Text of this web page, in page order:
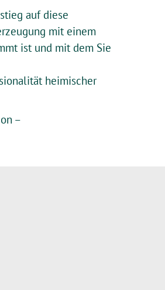
auf diese
mit einem
ist und mit dem Sie
heimischer
–